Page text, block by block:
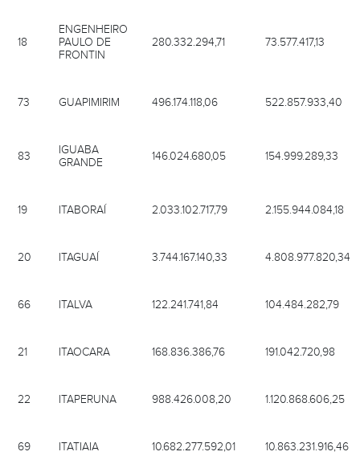
18
ENGENHEIRO
PAULO DE
FRONTIN
280.332.294,71 73.577.417,13
73 GUAPIMIRIM 496.174.118,06 522.857.933,40
83
IGUABA
GRANDE
146.024.680,05 154.999.289,33
19 ITABORAÍ 2.033.102.717,79 2.155.944.084,18
20 ITAGUAÍ 3.744.167.140,33 4.808.977.820,34
66 ITALVA 122.241.741,84 104.484.282,79
21 ITAOCARA 168.836.386,76 191.042.720,98
22 ITAPERUNA 988.426.008,20 1.120.868.606,25
69 ITATIAIA 10.682.277.592,01 10.863.231.916,46